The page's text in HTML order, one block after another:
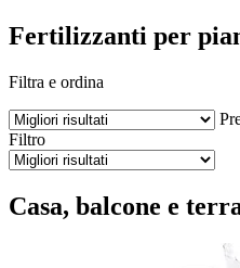
Fertilizzanti per
Filtra e ordina
Filtro
Casa, balcone e